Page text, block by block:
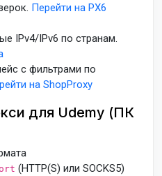
Перейти на PX6
IPv4/IPv6 по странам.
с фильтрами по
на ShopProxy
для Udemy (ПК
(HTTP(S) или SOCKS5)